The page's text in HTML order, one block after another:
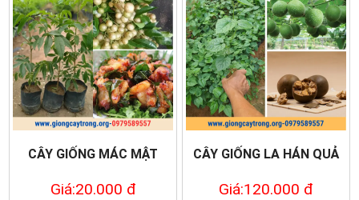
CÂY GIỐNG MÁC MẬT
Giá:20.000 đ
CÂY GIỐNG LA HÁN QUẢ
Giá:120.000 đ